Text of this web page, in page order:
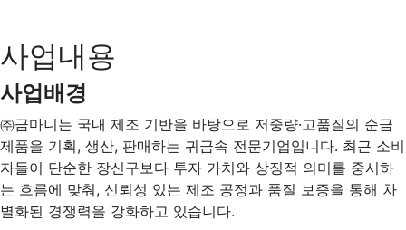
사업내용
사업배경
㈜금마니는 국내 제조 기반을 바탕으로 저중량·고품질의 순금
제품을 기획, 생산, 판매하는 귀금속 전문기업입니다. 최근 소비
자들이 단순한 장신구보다 투자 가치와 상징적 의미를 중시하
는 흐름에 맞춰, 신뢰성 있는 제조 공정과 품질 보증을 통해 차
별화된 경쟁력을 강화하고 있습니다.